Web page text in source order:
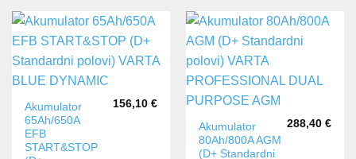
Akumulator
65Ah/650A
EFB
START&STOP
156,10 €
Akumulator
80Ah/800A AGM
(D+ Standardni
288,40 €